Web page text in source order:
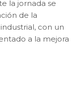
la jornada se
de la
con un
a la mejora